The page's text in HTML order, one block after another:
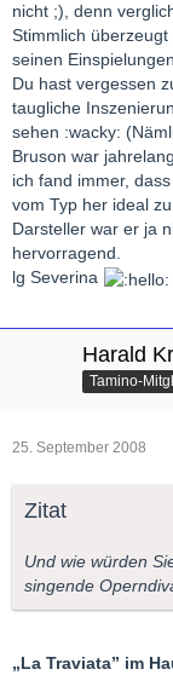
Kandidat, da auf
Aragall bei mir in
alte DGG (ich
Antonio
mit Sutherland,
mehr leisten
war
Grüße aus Wien
Alfred
war eindeutig
etwas forciert, a
für diese Rolle
Bruson fand ich
Mann ist auf der
Schönheit der
Amplitude seines
durch seine
differenzierten
empfindsamkeit
zu geniessen.
Irgendwie scheint
Sänger herhalten
Giorgio
schrecklich...
Zurück zur DVD:
nicht ;), denn
Stimmlich
seinen
Du hast vergessen
taugliche
sehen :wacky:
Bruson war
ich fand immer,
vom Typ her ideal
Darsteller war er ja
hervorragend.
lg Severina
Harald
Tamino-
25. September 2008
Zitat
Und wie würden
singende
„La Traviata” im